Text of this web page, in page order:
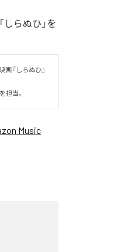
らぬひ」を
『しらぬひ』
担当。
Music